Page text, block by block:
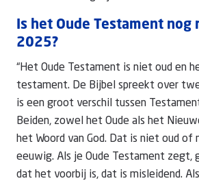
Is het Oude Testament nog
2025?
“Het Oude Testament is niet oud en
testament. De Bijbel spreekt over
is een groot verschil tussen
Beiden, zowel het Oude als het
het Woord van God. Dat is niet oud of
eeuwig. Als je Oude Testament zegt,
dat het voorbij is, dat is misleidend.